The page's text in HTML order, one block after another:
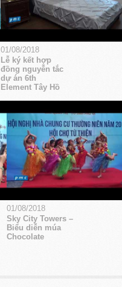
01/08/2018
Lễ ký kết hợp
đồng nguyễn tắc
dự án 6th
Element Tây Hồ
01/08/2018
Sky City Towers –
Biểu diễn múa
Chocolate